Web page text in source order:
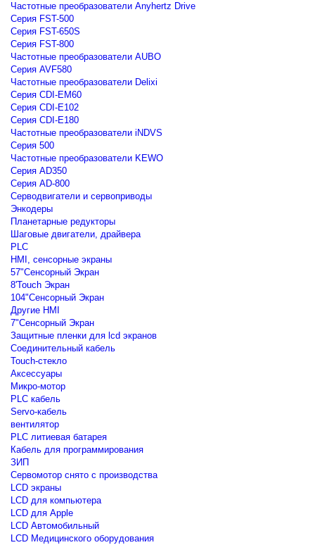
Частотные преобразователи Anyhertz Drive
Серия FST-500
Серия FST-650S
Серия FST-800
Частотные преобразователи AUBO
Серия AVF580
Частотные преобразователи Delixi
Серия CDI-EM60
Серия CDI-E102
Серия CDI-E180
Частотные преобразователи iNDVS
Серия 500
Частотные преобразователи KEWO
Серия AD350
Серия AD-800
Серводвигатели и сервоприводы
Энкодеры
Планетарные редукторы
Шаговые двигатели, драйвера
PLC
HMI, сенсорные экраны
57"Сенсорный Экран
8'Touch Экран
104"Сенсорный Экран
Другие HMI
7"Сенсорный Экран
Защитные пленки для lcd экранов
Соединительный кабель
Touch-стекло
Аксессуары
Микро-мотор
PLC кабель
Servo-кабель
вентилятор
PLC литиевая батарея
Кабель для программирования
ЗИП
Сервомотор снято с производства
LCD экраны
LCD для компьютера
LCD для Apple
LCD Автомобильный
LCD Медицинского оборудования